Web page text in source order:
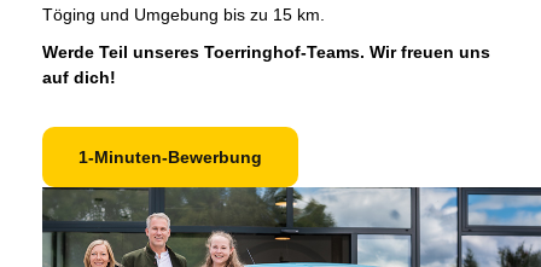
Töging und Umgebung bis zu 15 km.
Werde Teil unseres Toerringhof-Teams. Wir freuen uns
auf dich!
1-Minuten-Bewerbung